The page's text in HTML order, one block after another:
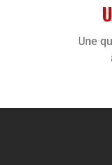
Une